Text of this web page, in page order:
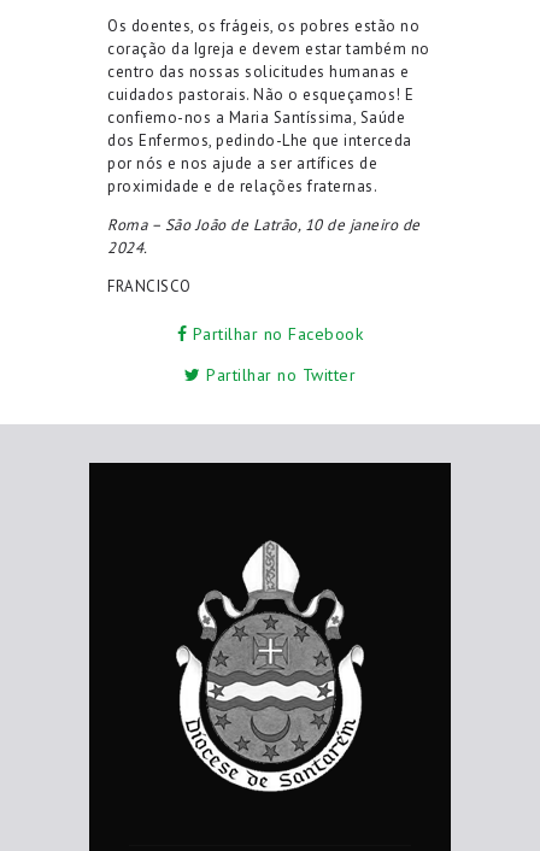
Os doentes, os frágeis, os pobres estão no
coração da Igreja e devem estar também no
centro das nossas solicitudes humanas e
cuidados pastorais. Não o esqueçamos! E
confiemo-nos a Maria Santíssima, Saúde
dos Enfermos, pedindo-Lhe que interceda
por nós e nos ajude a ser artífices de
proximidade e de relações fraternas.
Roma – São João de Latrão, 10 de janeiro de
2024.
FRANCISCO
Partilhar no Facebook
Partilhar no Twitter